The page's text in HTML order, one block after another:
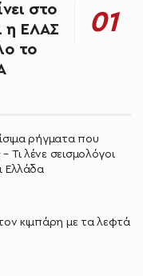
στο
η ΕΛΑΣ
το
ρήγματα που
Τι λένε σεισμολόγοι
Ελλάδα
κιμπάρη με τα λεφτά